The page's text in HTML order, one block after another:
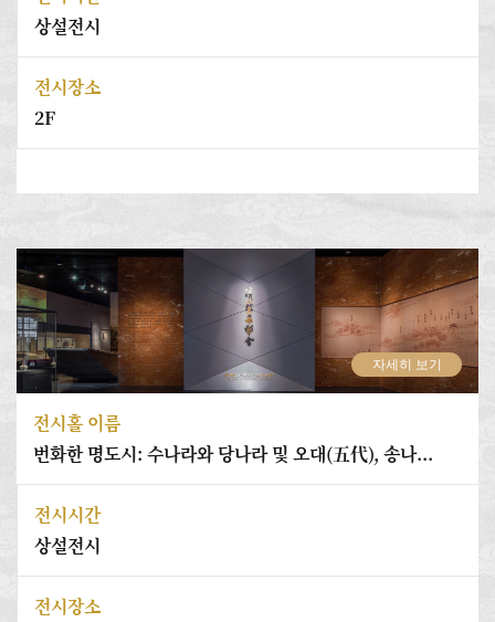
상설전시
전시장소
2F
자세히 보기
전시홀 이름
번화한 명도시: 수나라와 당나라 및 오대(五代), 송나...
전시시간
상설전시
전시장소